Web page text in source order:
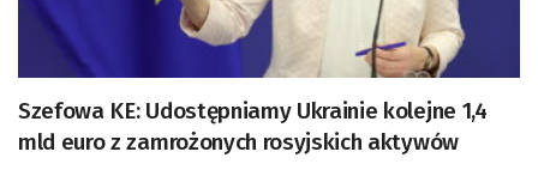
Szefowa KE: Udostępniamy Ukrainie kolejne 1,4
mld euro z zamrożonych rosyjskich aktywów